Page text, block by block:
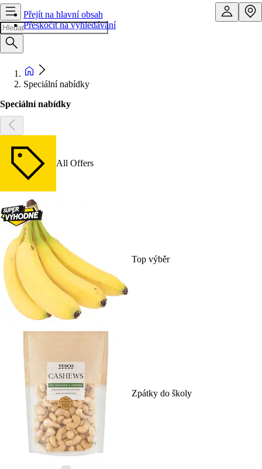
Přejít na hlavní obsah
Přeskočit na vyhledávání
Speciální nabídky
Speciální nabídky
All Offers
Top výběr
Zpátky do školy